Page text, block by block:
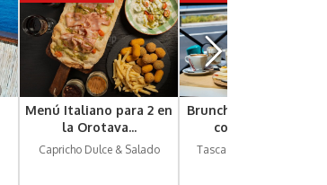
Menú Italiano para 2 en
la Orotava...
Capricho Dulce & Salado
Brunch gourmet para
con vistas en...
Tasca Sota Caballo y Rey